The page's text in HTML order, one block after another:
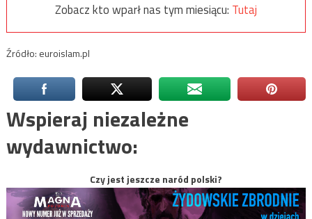
Zobacz kto wparł nas tym miesiącu: Tutaj
Źródło: euroislam.pl
Wspieraj niezależne
wydawnictwo:
Czy jest jeszcze naród polski?